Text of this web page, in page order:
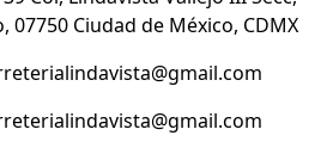
07750 Ciudad de México, CDMX